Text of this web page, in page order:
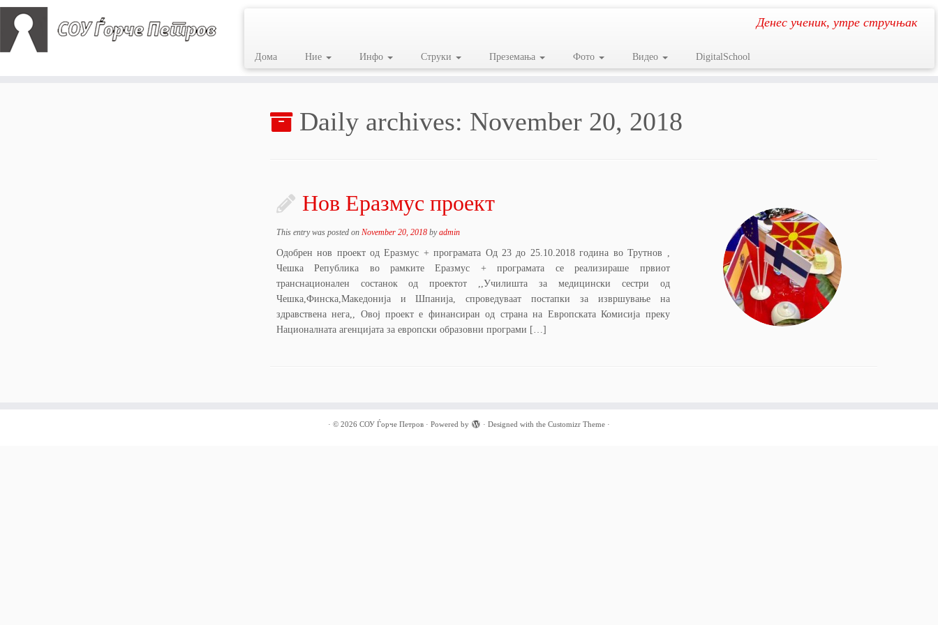
Денес ученик, утре стручњак
Дома Ние Инфо Струки Преземања Фото Видео DigitalSchool
Daily archives: November 20, 2018
Нов Еразмус проект
This entry was posted on November 20, 2018 byadmin
Одобрен нов проект од Еразмус + програмата Од 23 до 25.10.2018 година во Трутнов ,
Чешка Република во рамките Еразмус + програмата се реализираше првиот
транснационален состанок од проектот ,,Училишта за медицински сестри од
Чешка,Финска,Македонија и Шпанија, спроведуваат постапки за извршување на
здравствена нега,, Овој проект е финансиран од страна на Европската Комисија преку
Националната агенцијата за европски образовни програми […]
· © 2026 СОУ Ѓорче Петров · Powered by · Designed with the Customizr Theme ·